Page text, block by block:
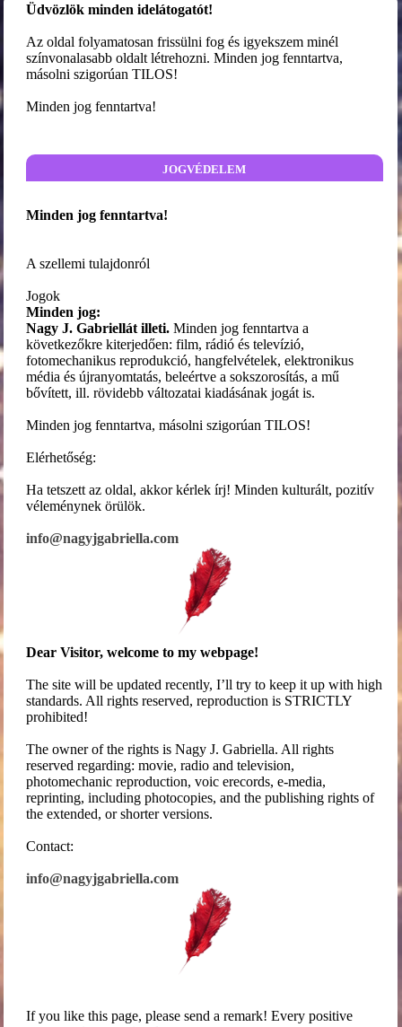
Üdvözlök minden idelátogatót!
Az oldal folyamatosan frissülni fog és igyekszem minél
színvonalasabb oldalt létrehozni. Minden jog fenntartva,
másolni szigorúan TILOS!
Minden jog fenntartva!
jogvédelem
Minden jog fenntartva!
A szellemi tulajdonról
Jogok
Minden jog:
Nagy J. Gabriellát illeti.Minden jog fenntartva a
következőkre kiterjedően: film, rádió és televízió,
fotomechanikus reprodukció, hangfelvételek, elektronikus
média és újranyomtatás, beleértve a sokszorosítás, a mű
bővített, ill. rövidebb változatai kiadásának jogát is.
Minden jog fenntartva, másolni szigorúan TILOS!
Elérhetőség:
Ha tetszett az oldal, akkor kérlek írj! Minden kulturált, pozitív
véleménynek örülök.
info@nagyjgabriella.com
Dear Visitor, welcome to my webpage!
The site will be updated recently, I’ll try to keep it up with high
standards. All rights reserved, reproduction is STRICTLY
prohibited!
The owner of the rights is Nagy J. Gabriella. All rights
reserved regarding: movie, radio and television,
photomechanic reproduction, voic erecords, e-media,
reprinting, including photocopies, and the publishing rights of
the extended, or shorter versions.
Contact:
info@nagyjgabriella.com
If you like this page, please send a remark! Every positive